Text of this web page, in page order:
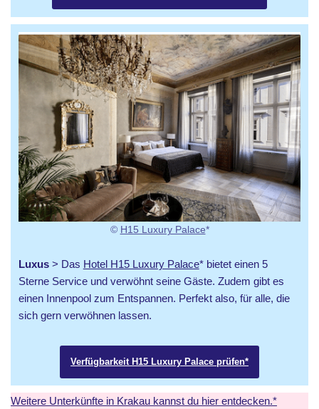
© H15 Luxury Palace*
Luxus > Das Hotel H15 Luxury Palace* bietet einen 5
Sterne Service und verwöhnt seine Gäste. Zudem gibt es
einen Innenpool zum Entspannen. Perfekt also, für alle, die
sich gern verwöhnen lassen.
Verfügbarkeit H15 Luxury Palace prüfen*
Weitere Unterkünfte in Krakau kannst du hier entdecken.*